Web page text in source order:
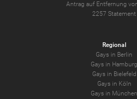
Antrag auf Entfernung
2257 Statement
Regional
Gays in Berlin
Gays in Hamburg
Gays in Bielefeld
Gays in Köln
Gays in München